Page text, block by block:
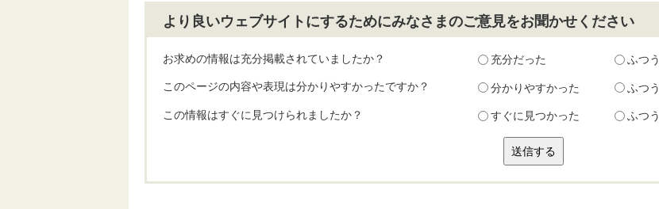
より良いウェブサイトにするためにみなさまのご意見をお聞かせください
お求めの情報は充分掲載されていましたか？ 充分だった ふつう
このページの内容や表現は分かりやすかったですか？ 分かりやすかった ふつう
この情報はすぐに見つけられましたか？ すぐに見つかった ふつう